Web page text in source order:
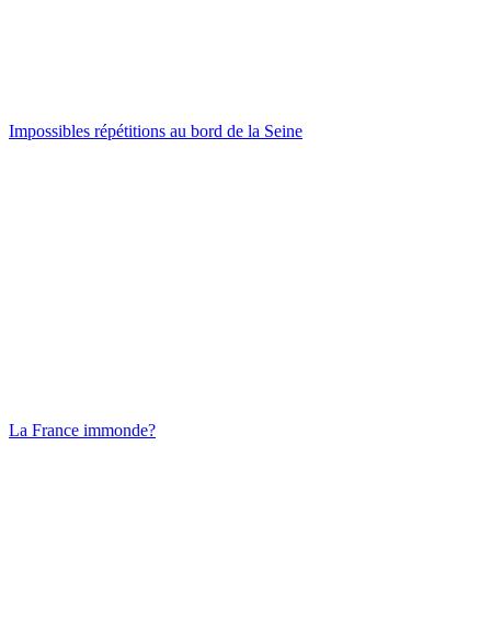
Impossibles répétitions au bord de la Seine
La France immonde?